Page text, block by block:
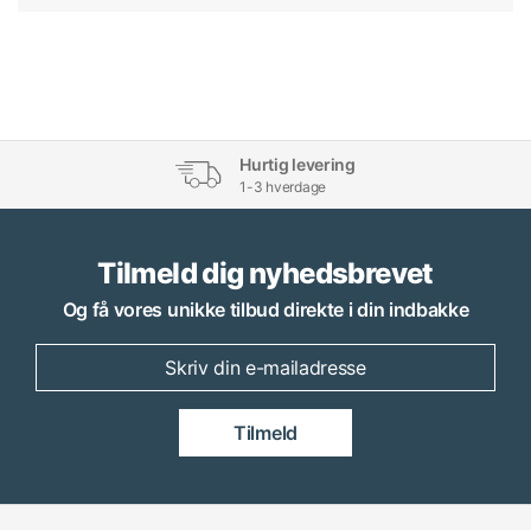
Hurtig levering
1-3 hverdage
Tilmeld dig nyhedsbrevet
Og få vores unikke tilbud direkte i din indbakke
Tilmeld